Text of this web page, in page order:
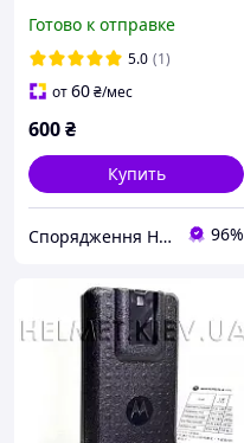
DP4800e, DP4800, DP4800,
R7
Готово к отправке
5.0 (1)
от60₴/мес
600₴
Купить
Спорядження Hazardous 96%